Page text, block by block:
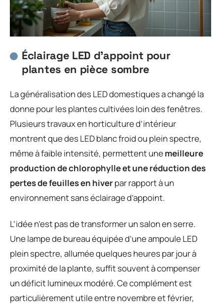
Éclairage LED d’appoint pour
plantes en pièce sombre
La généralisation des LED domestiques a changé la
donne pour les plantes cultivées loin des fenêtres.
Plusieurs travaux en horticulture d’intérieur
montrent que des LED blanc froid ou plein spectre,
même à faible intensité, permettent unemeilleure
production de chlorophylle et une réduction des
pertes de feuilles en hiverpar rapport à un
environnement sans éclairage d’appoint.
L’idée n’est pas de transformer un salon en serre.
Une lampe de bureau équipée d’une ampoule LED
plein spectre, allumée quelques heures par jour à
proximité de la plante, suffit souvent à compenser
un déficit lumineux modéré. Ce complément est
particulièrement utile entre novembre et février,